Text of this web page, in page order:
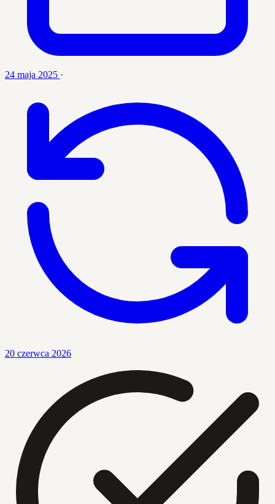
24 maja 2025 ·
20 czerwca 2026